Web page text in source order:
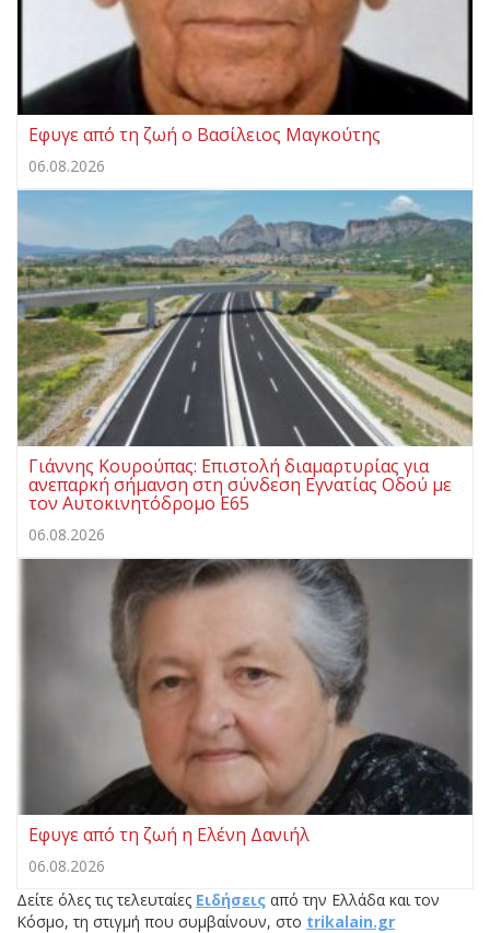
Eφυγε από τη ζωή ο Βασίλειος Μαγκούτης
06.08.2026
Γιάννης Κουρούπας: Επιστολή διαμαρτυρίας για
ανεπαρκή σήμανση στη σύνδεση Εγνατίας Οδού με
τον Αυτοκινητόδρομο Ε65
06.08.2026
Εφυγε από τη ζωή η Ελένη Δανιήλ
06.08.2026
Δείτε όλες τις τελευταίες Ειδήσεις από την Ελλάδα και τον
Κόσμο, τη στιγμή που συμβαίνουν, στο trikalain.gr